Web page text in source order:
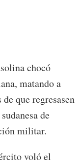
chocó
matando a
que regresasen
de
militar.
voló el